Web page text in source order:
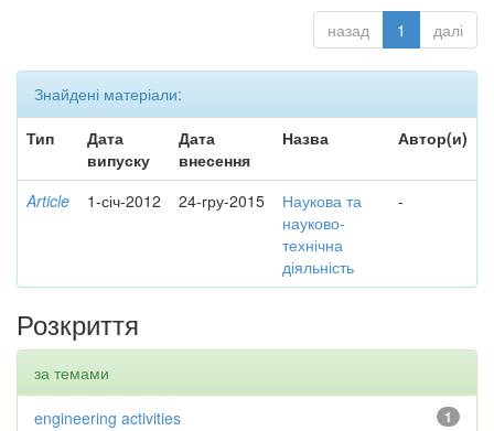
назад 1 далі
Знайдені матеріали:
Тип
Дата
випуску
Дата
внесення
Назва Автор(и)
Article 1-січ-2012 24-гру-2015
Наукова та
науково-
технічна
діяльність
-
Розкриття
за темами
1
engineering activities